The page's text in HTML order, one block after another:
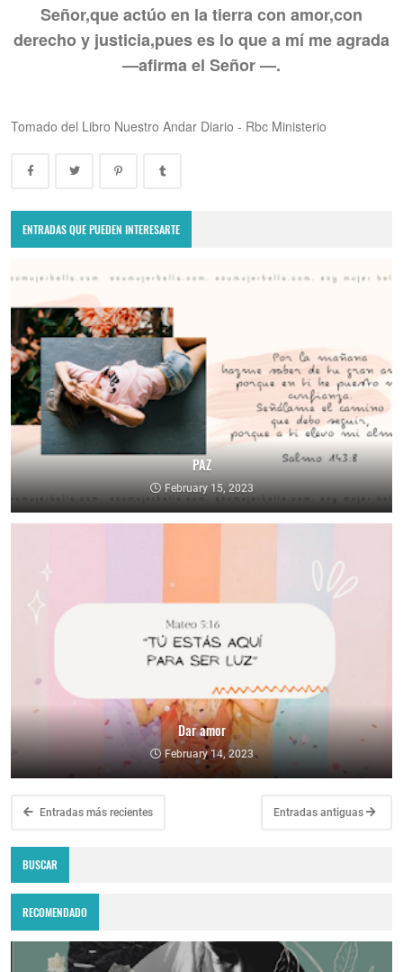
Señor,que actúo en la tierra con amor,con
derecho y justicia,pues es lo que a mí me agrada
—afirma el Señor —.
Tomado del Libro Nuestro Andar Diario - Rbc Ministerio
ENTRADAS QUE PUEDEN INTERESARTE
PAZ
February 15, 2023
Dar amor
February 14, 2023
Entradas más recientes Entradas antiguas
BUSCAR
RECOMENDADO